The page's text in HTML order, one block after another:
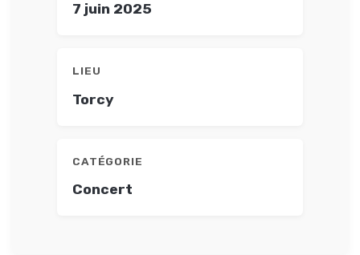
7 juin 2025
LIEU
Torcy
CATÉGORIE
Concert